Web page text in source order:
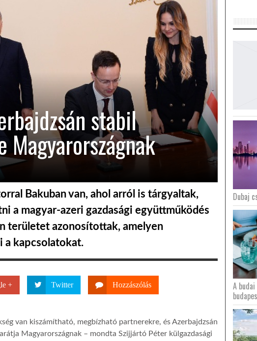
stabil
Magyarországnak
Bakuban van, ahol arról is tárgyaltak,
a magyar-azeri gazdasági együttműködés
területet azonosítottak, amelyen
a kapcsolatokat.
+ Twitter Hozzászólás
van kiszámítható, megbízható partnerekre, és Azerbajdzsán
Magyarországnak – mondta Szijjártó Péter külgazdasági
Dubaj
A